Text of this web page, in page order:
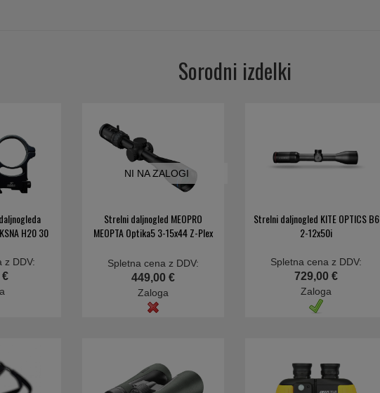
Sorodni izdelki
H20 30
z DDV:
€
NI NA ZALOGI
Strelni daljnogled MEOPRO
MEOPTA Optika5 3-15x44 Z-Plex
Spletna cena z DDV:
449,00 €
Zaloga
Strelni daljnogled KITE OPTICS B6
2-12x50i
Spletna cena z DDV:
729,00 €
Zaloga